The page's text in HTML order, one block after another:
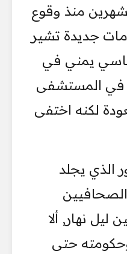
منذ وقوع
جديدة تشير
يمني في
في المستشفى
لكنه اختفى
الذي يجلد
ليل نهار, ألا
حتى